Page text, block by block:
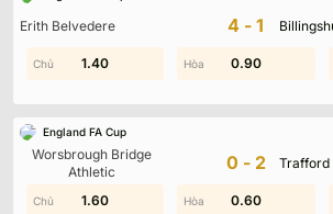
Erith Belvedere 4-1
1.80 0.20
1.40 0.90
England FA Cup
Worsbrough Bridge
Athletic
0-2 Trafford
0.20 1.80
1.60 0.60
Không có dữ liệu vui lòng chọn bộ